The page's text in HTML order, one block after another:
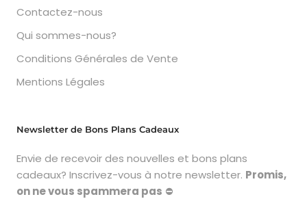
Contactez-nous
Qui sommes-nous?
Conditions Générales de Vente
Mentions Légales
Newsletter de Bons Plans Cadeaux
Envie de recevoir des nouvelles et bons plans
cadeaux? Inscrivez-vous à notre newsletter. Promis,
on ne vous spammera pas ⛔